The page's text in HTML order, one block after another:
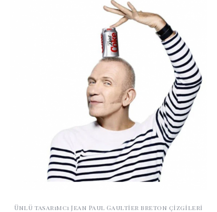
Ünlü tasarımcı Jean Paul Gaultier breton çizgileri